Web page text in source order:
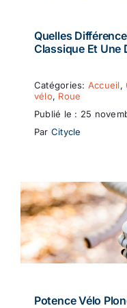
Quelles
Classique Et Une
Catégories: Accueil,
vélo, Roue
Publié le : 25
Par Citycle
Potence Vélo